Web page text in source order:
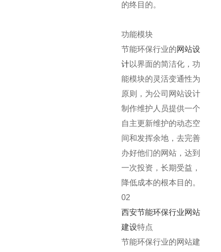
的终目的。
功能模块
节能环保行业的网站设
计以界面的简洁化，功
能模块的灵活变通性为
原则，为公司网站设计
制作维护人员提供一个
自主更新维护的动态空
间和发挥余地，去完善
办好他们的网站，达到
一次投资，长期受益，
降低成本的根本目的。
02
西安节能环保行业网站
建设特点
节能环保行业的网站建